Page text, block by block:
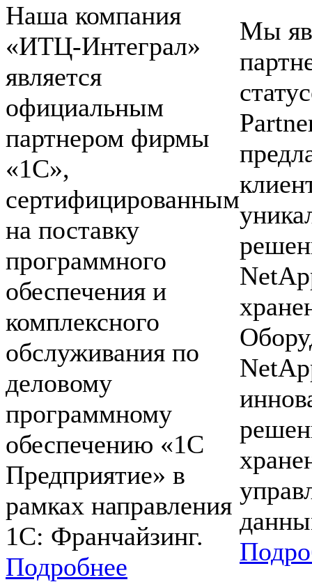
Наша компания
«ИТЦ-Интеграл»
является
официальным
партнером фирмы
«1С»,
сертифицированным
на поставку
программного
обеспечения и
комплексного
обслуживания по
деловому
программному
обеспечению «1С
Предприятие» в
рамках направления
1С: Франчайзинг.
Подробнее
Мы